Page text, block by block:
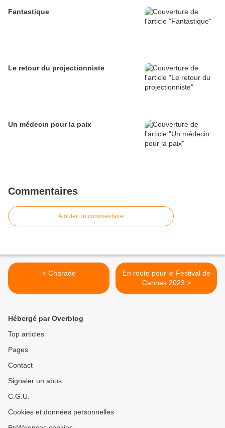
Fantastique
Le retour du projectionniste
Un médecin pour la paix
Commentaires
Ajouter un commentaire
< Charade
En route pour le Festival de
Cannes 2023 >
Hébergé par Overblog
Top articles
Pages
Contact
Signaler un abus
C.G.U.
Cookies et données personnelles